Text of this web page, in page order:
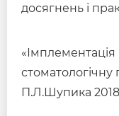
досягнень і
П.Л.Шупика 2018